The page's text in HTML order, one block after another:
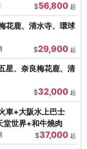
$56,800 起
花鹿、清水寺、環球
$29,900 起
星、奈良梅花鹿、清
$32,000 起
車+大阪水上巴士
堂世界+和牛燒肉
$37,000 起